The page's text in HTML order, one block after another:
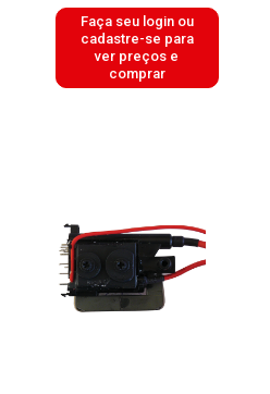
Faça seu login ou
cadastre-se para
ver preços e
comprar